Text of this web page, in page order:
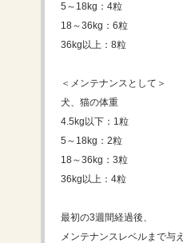
5～18kg：4粒
18～36kg：6粒
36kg以上：8粒
＜メンテナンスとして＞
犬、猫の体重
4.5kg以下：1粒
5～18kg：2粒
18～36kg：3粒
36kg以上：4粒
最初の3週間経過後、
メンテナンスレベルまで与